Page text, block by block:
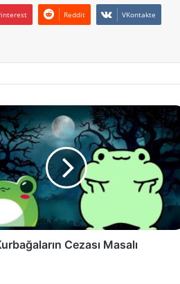
Reddit VKontakte
Cezası Masalı